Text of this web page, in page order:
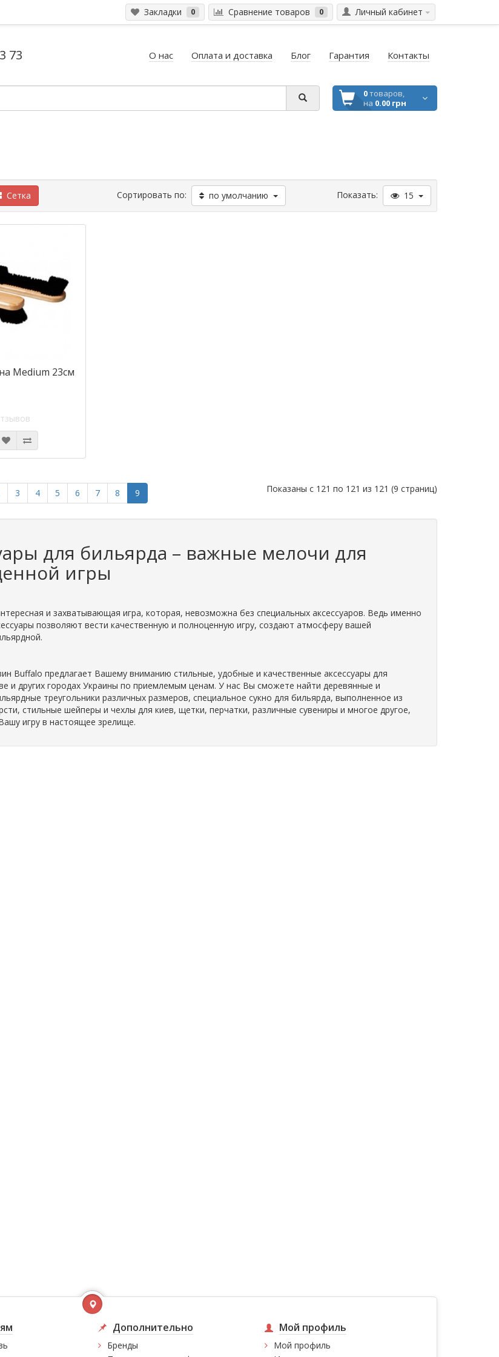
Личный кабинет
Закладки 0 Сравнение товаров 0
73 О нас Оплата и доставка Блог Гарантия Контакты
0товаров,
на 0.00 грн
Сетка Сортировать по: по умолчанию Показать: 15
Medium 23см
3 4 5 6 7 8 9 Показаны с 121 по 121 из 121 (9 страниц)
для бильярда – важные мелочи для
игры
и захватывающая игра, которая, невозможна без специальных аксессуаров. Ведь именно
позволяют вести качественную и полноценную игру, создают атмосферу вашей
Buffalo предлагает Вашему вниманию стильные, удобные и качественные аксессуары для
и других городах Украины по приемлемым ценам. У нас Вы сможете найти деревянные и
треугольники различных размеров, специальное сукно для бильярда, выполненное из
стильные шейперы и чехлы для киев, щетки, перчатки, различные сувениры и многое другое,
игру в настоящее зрелище.
Дополнительно
Бренды
Мой профиль
Мой профиль